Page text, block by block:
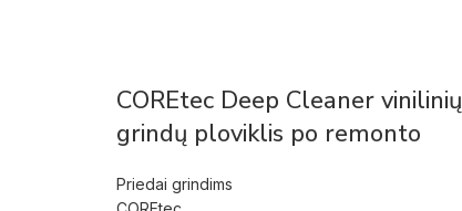
COREtec Deep Cleaner vinilinių
grindų ploviklis po remonto
Priedai grindims